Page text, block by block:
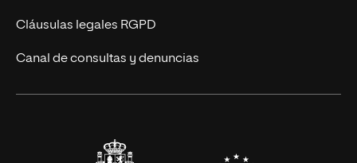
UNIR Revista
Eventos
Cláusulas legales RGPD
Canal de consultas y denuncias